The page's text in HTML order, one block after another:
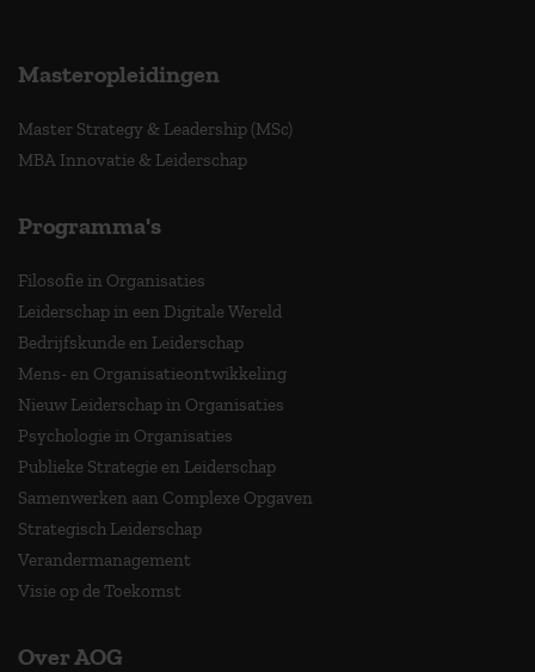
Masteropleidingen
Master Strategy & Leadership (MSc)
MBA Innovatie & Leiderschap
Programma's
Filosofie in Organisaties
Leiderschap in een Digitale Wereld
Bedrijfskunde en Leiderschap
Mens- en Organisatieontwikkeling
Nieuw Leiderschap in Organisaties
Psychologie in Organisaties
Publieke Strategie en Leiderschap
Samenwerken aan Complexe Opgaven
Strategisch Leiderschap
Verandermanagement
Visie op de Toekomst
Over AOG